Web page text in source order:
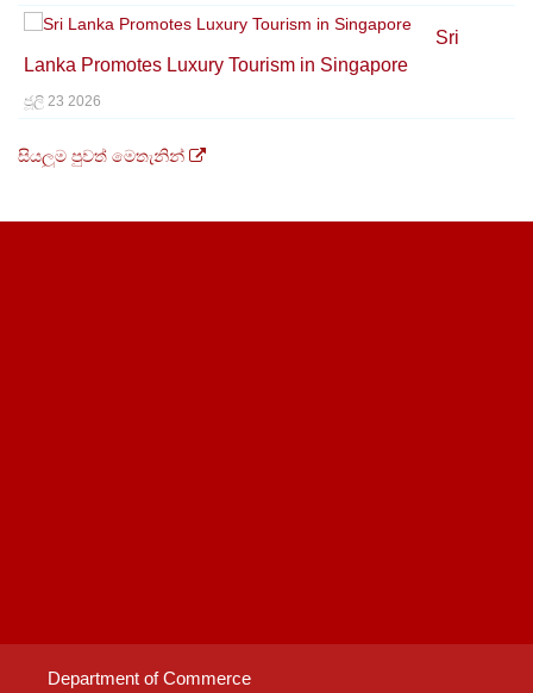
Sri
Lanka Promotes Luxury Tourism in Singapore
ජූලි 23 2026
සියලුම පුවත් මෙතැනින්
Department of Commerce